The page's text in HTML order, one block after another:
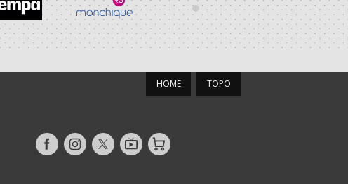
TOPO
HOME
Siga-
nos
Siga-
nos
Siga-
nos
AndebolTV
Loja